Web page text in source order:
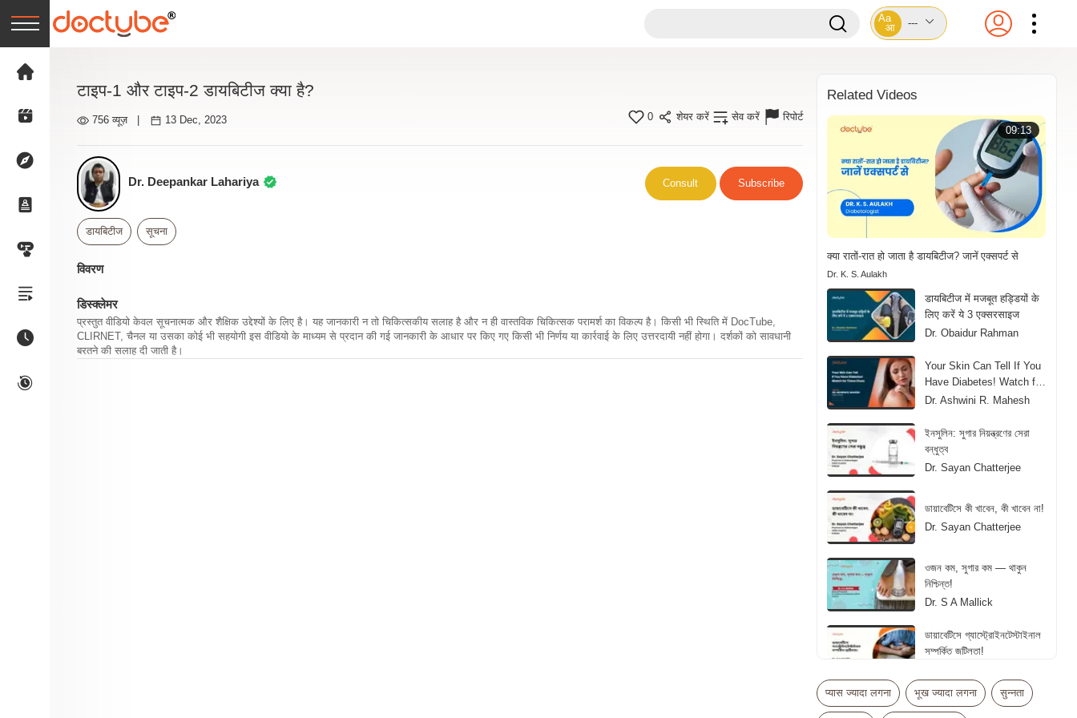
Aa
आ
---
टाइप-1 और टाइप-2 डायबिटीज क्या है?
756 व्यूज़ 13 Dec, 2023 0 शेयर करें सेव करें रिपोर्ट
Dr. Deepankar Lahariya Consult Subscribe
डायबिटीज सूचना
विवरण
डिस्क्लेमर
प्रस्तुत वीडियो केवल सूचनात्मक और शैक्षिक उद्देश्यों के लिए है। यह जानकारी न तो चिकित्सकीय सलाह है और न ही वास्तविक चिकित्सक परामर्श का विकल्प है। किसी भी स्थिति में DocTube,
CLIRNET, चैनल या उसका कोई भी सहयोगी इस वीडियो के माध्यम से प्रदान की गई जानकारी के आधार पर किए गए किसी भी निर्णय या कार्रवाई के लिए उत्तरदायी नहीं होगा। दर्शकों को सावधानी
बरतने की सलाह दी जाती है।
Related Videos
09:13
क्या रातों-रात हो जाता है डायबिटीज? जानें एक्सपर्ट से
Dr. K. S. Aulakh
डायबिटीज में मजबूत हड्डियों के
लिए करें ये 3 एक्सरसाइज
Dr. Obaidur Rahman
Your Skin Can Tell If You
Have Diabetes! Watch for
These Clues
Dr. Ashwini R. Mahesh
ইনসুলিন: সুগার নিয়ন্ত্রণের সেরা
বন্ধুত্ব
Dr. Sayan Chatterjee
ডায়াবেটিসে কী খাবেন, কী খাবেন না!
Dr. Sayan Chatterjee
ওজন কম, সুগার কম — থাকুন
নিশ্চিন্ত!
Dr. S A Mallick
ডায়াবেটিসে গ্যাস্ট্রোইনটেস্টাইনাল
সম্পর্কিত জটিলতা!
डायबिटीज में इंसुलिन लेना कब
प्यास ज्यादा लगना भूख ज्यादा लगना सुन्नता